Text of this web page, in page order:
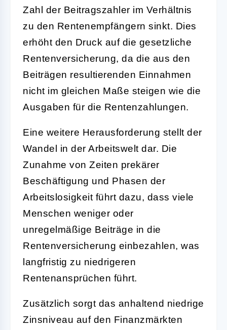
Zahl der Beitragszahler im Verhältnis
zu den Rentenempfängern sinkt. Dies
erhöht den Druck auf die gesetzliche
Rentenversicherung, da die aus den
Beiträgen resultierenden Einnahmen
nicht im gleichen Maße steigen wie die
Ausgaben für die Rentenzahlungen.
Eine weitere Herausforderung stellt der
Wandel in der Arbeitswelt dar. Die
Zunahme von Zeiten prekärer
Beschäftigung und Phasen der
Arbeitslosigkeit führt dazu, dass viele
Menschen weniger oder
unregelmäßige Beiträge in die
Rentenversicherung einbezahlen, was
langfristig zu niedrigeren
Rentenansprüchen führt.
Zusätzlich sorgt das anhaltend niedrige
Zinsniveau auf den Finanzmärkten